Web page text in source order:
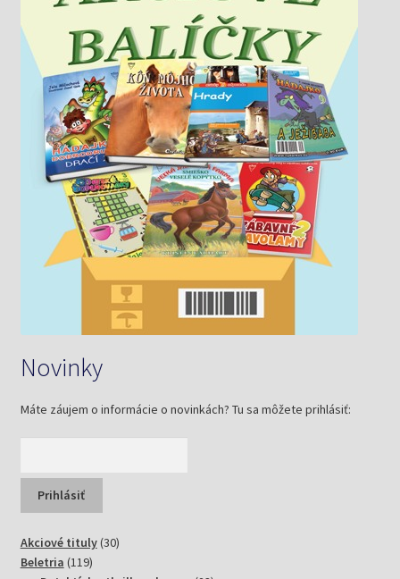
Novinky
Máte záujem o informácie o novinkách? Tu sa môžete prihlásiť:
Akciové tituly 3030
Beletria 119119